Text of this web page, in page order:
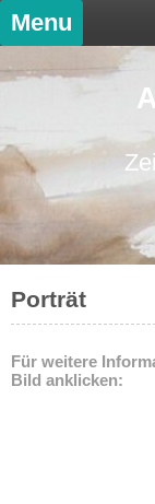
Skip
content
Menu
Porträt
Für weitere
Bild anklicken: